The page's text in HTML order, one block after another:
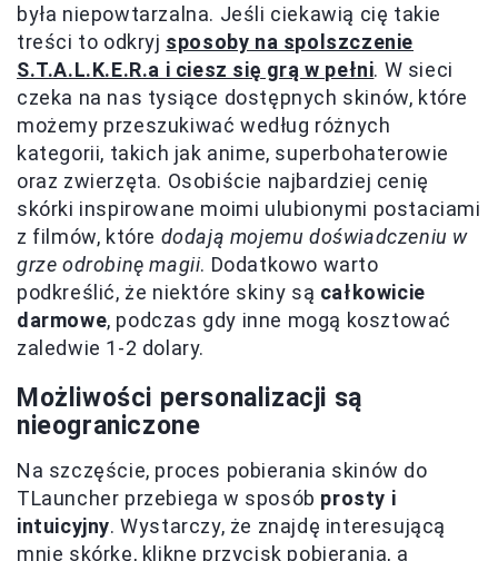
była niepowtarzalna. Jeśli ciekawią cię takie
treści to odkryj sposoby na spolszczenie
S.T.A.L.K.E.R.a i ciesz się grą w pełni. W sieci
czeka na nas tysiące dostępnych skinów, które
możemy przeszukiwać według różnych
kategorii, takich jak anime, superbohaterowie
oraz zwierzęta. Osobiście najbardziej cenię
skórki inspirowane moimi ulubionymi postaciami
z filmów, które dodają mojemu doświadczeniu w
grze odrobinę magii. Dodatkowo warto
podkreślić, że niektóre skiny są całkowicie
darmowe, podczas gdy inne mogą kosztować
zaledwie 1-2 dolary.
Możliwości personalizacji są
nieograniczone
Na szczęście, proces pobierania skinów do
TLauncher przebiega w sposób prosty i
intuicyjny. Wystarczy, że znajdę interesującą
mnie skórkę, kliknę przycisk pobierania, a